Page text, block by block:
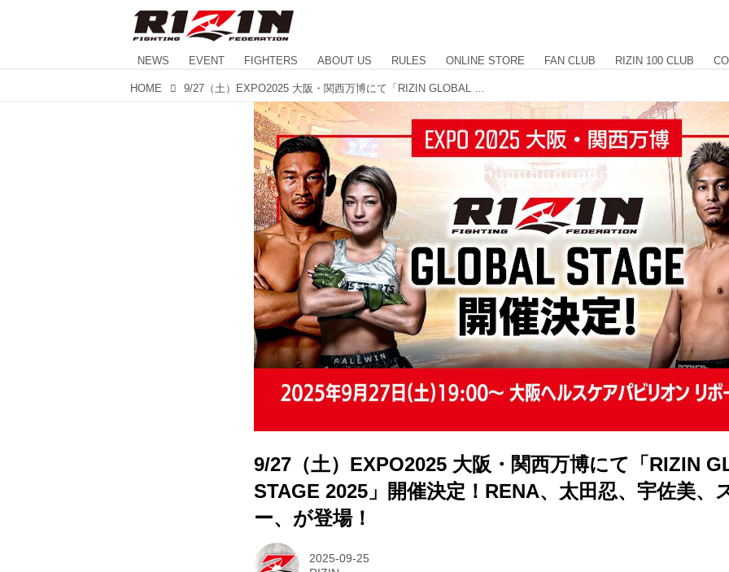
NEWS EVENT FIGHTERS ABOUT US RULES ONLINE STORE FAN CLUB RIZIN 100 CLUB
HOME
9/27（土）EXPO2025 大阪・関西万博にて「RIZIN
STAGE 2025」開催決定！RENA、太田忍、宇佐美、
ー、が登場！
2025-09-25